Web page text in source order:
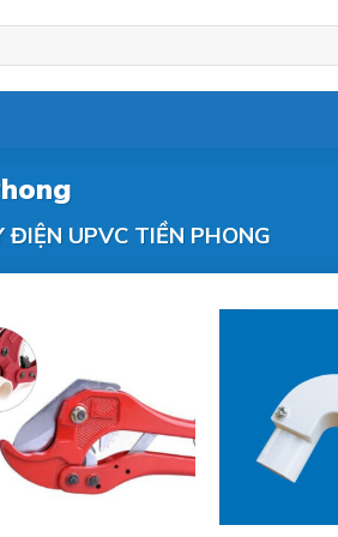
ĐIỆN UPVC TIỀN PHONG